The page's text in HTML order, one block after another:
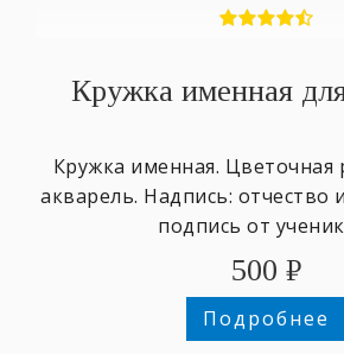
Кружка именная
Кружка именная. Цветочная
акварель. Надпись: отчество
подпись от
500 ₽
Подробнее